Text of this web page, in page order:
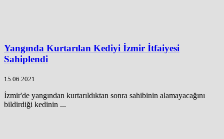
Yangında Kurtarılan Kediyi İzmir İtfaiyesi
Sahiplendi
15.06.2021
İzmir'de yangından kurtarıldıktan sonra sahibinin alamayacağını
bildirdiği kedinin ...